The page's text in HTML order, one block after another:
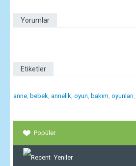
Yorumlar
Etiketler
anne bebek annelik oyun bakım oyunları
Popüler
Yeniler